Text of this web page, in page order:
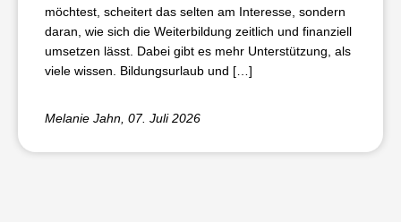
möchtest, scheitert das selten am Interesse, sondern
daran, wie sich die Weiterbildung zeitlich und finanziell
umsetzen lässt. Dabei gibt es mehr Unterstützung, als
viele wissen. Bildungsurlaub und […]
Melanie Jahn , 07. Juli 2026